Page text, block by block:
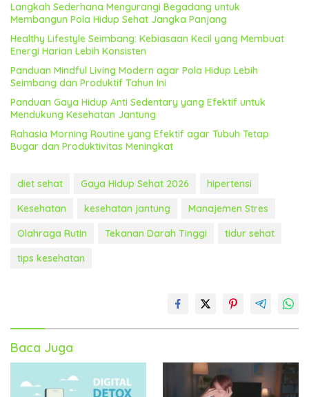
Langkah Sederhana Mengurangi Begadang untuk
Membangun Pola Hidup Sehat Jangka Panjang
Healthy Lifestyle Seimbang: Kebiasaan Kecil yang Membuat
Energi Harian Lebih Konsisten
Panduan Mindful Living Modern agar Pola Hidup Lebih
Seimbang dan Produktif Tahun Ini
Panduan Gaya Hidup Anti Sedentary yang Efektif untuk
Mendukung Kesehatan Jantung
Rahasia Morning Routine yang Efektif agar Tubuh Tetap
Bugar dan Produktivitas Meningkat
diet sehat Gaya Hidup Sehat 2026
hipertensi
Kesehatan
kesehatan jantung
Manajemen Stres
Olahraga Rutin
Tekanan Darah Tinggi
tidur sehat
tips kesehatan
Baca Juga